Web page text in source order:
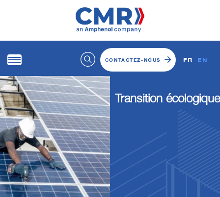
CONTACTEZ-NOUS FR EN
Transition écologique